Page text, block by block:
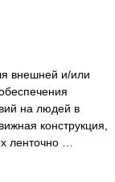
внешней и/или
на людей в
конструкция,
ленточно …